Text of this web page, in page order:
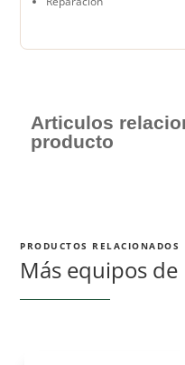
Articulos
producto
PRODUCTOS RELACIONADOS
Más equipos